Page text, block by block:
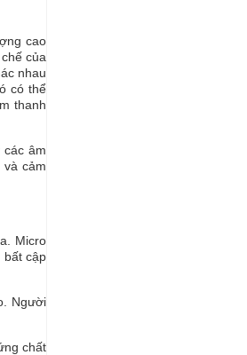
cao
của
nhau
có thể
thanh
các âm
cảm
Micro
bất cập
Người
chất